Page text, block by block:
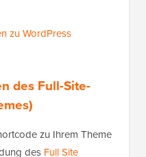
zu WordPress
des Full-Site-
zu Ihrem Theme
des Full Site